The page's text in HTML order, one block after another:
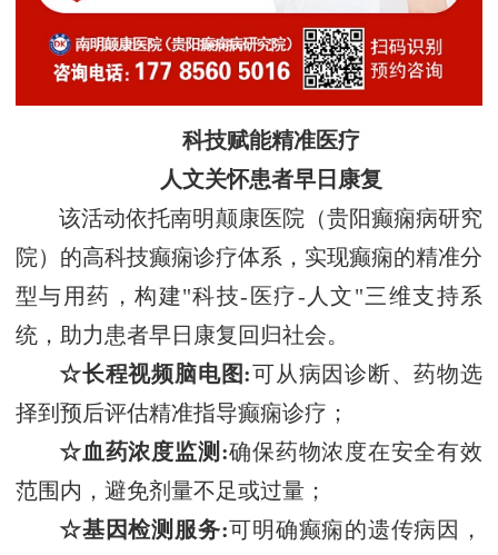
科技赋能精准医疗
人文关怀患者早日康复
该活动依托南明颠康医院（贵阳癫痫病研究
院） 的高科技癫痫诊疗体系 ， 实现癫痫的精准分
型与用药，构建"科技-医疗-人文"三维支持系
统，助力患者早日 康复回归社会。
☆长程视频脑电图:可从病因诊断、药物选
择到预后评估精准指导癫痫诊疗；
☆血药浓度监测:确保药物浓度在安全有效
范围内，避免剂量不足或过量 ；
☆基因检测 服务:可明确癫痫的遗传病因，